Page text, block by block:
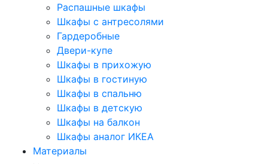
Распашные шкафы
Шкафы с антресолями
Гардеробные
Двери-купе
Шкафы в прихожую
Шкафы в гостиную
Шкафы в спальню
Шкафы в детскую
Шкафы на балкон
Шкафы аналог ИКЕА
Материалы